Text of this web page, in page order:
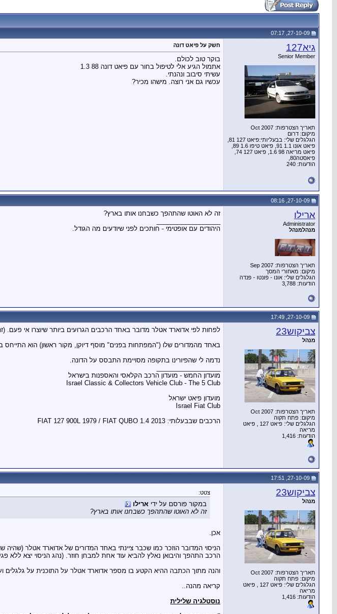
גיא127
Senior Member
תאריך הצטרפות: Oct 2007
מיקום: דרום
פיאסטה80,
הודעות: 240
חשק על פיאט דונה
בוקר טוב לכולם.
אתמול הגיע אלי לטיפול בחור עם פיאט דונה 88 1.3
עשיתי סיבוב ונהנתי.
עכשיו גם אני רוצה. מישהו מכיר?
ארילו
Administrator
מנהלמנהל
תאריך הצטרפות: Sep 2007
מיקום: מאחורי המסך
הגלגלים שלי: אונו - פונטו - פנדה
הודעות: 3,788
זה לא האוטו שהתהפך כשבחנו אותו בארץ?
היהודים עם אופטימי - חותכים לפני שיודעים מה הגודל.
צביקוש23
מנהל
תאריך הצטרפות: Oct 2007
מיקום: פתח תקוה
הגלגלים שלי: פיאט 127 , פיאט
מריאה
הודעות: 1,416
לפחות לפי אדוארד אטלר מדובר באחד הרכבים הגרועים ביותר שיוצרו אי פעם.
באחד מהמדורים שלו ("המפתחות בפנים" מוסף דיוקן, מקור ראשון) הוא
נדמה לי שהפיורינו בתקופה מסויימת התבסס על הדונה.
מועדון החמש - מועדון הרכב הקלאסי והאספנות בישראל
Israel Classic & Collectors Vehicle Club - The 5 Club
מועדון פיאט ישראל
Israel Fiat Club
הרכבים שבבעלותי: FIAT 127 900L 1979 / FIAT QUBO 1.4 2013
צביקוש23
מנהל
תאריך הצטרפות: Oct 2007
מיקום: פתח תקוה
הגלגלים שלי: פיאט 127 , פיאט
מריאה
הודעות: 1,416
צטט:
במקור פורסם על ידי ארילו
זה לא האוטו שהתהפך כשבחנו אותו בארץ?
אכן.
הניסוי המדובר הוזכר כמו שכבר ציינתי באחד המדורים של אדוארד אטלר
הרכב התהפך והיבואן נאלץ להביא עוד אחת למבחן חוזר. (נהג הניסוי יצא ללא
והנה מתוך הכתבה ההיא הקטע בו מספר אדוארד אטלר על התוכנית על גלגלים
קריאה מהנה..
נוסטלגיה שלילית